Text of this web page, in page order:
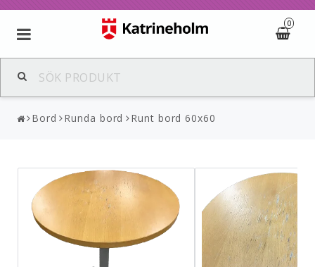
0
Bord Runda bord Runt bord 60x60